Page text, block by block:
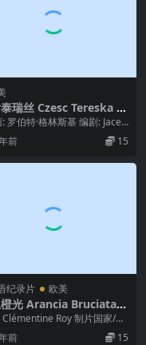
瑞丝 Czesc Tereska (2
罗伯特·格林斯基 编剧: Jacek
前 15
纪录片 欧美
光 Arancia Bruciata
Clémentine Roy 制片国家/地
国 / 德国 上映日期...
前 15